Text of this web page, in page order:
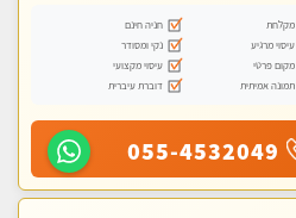
מקלחת
חניה חינם
עיסוי מרגיע
נקי ומסודר
מקום פרטי
עיסוי מקצועי
תמונה אמיתית
דוברת עיברית
055-4532049